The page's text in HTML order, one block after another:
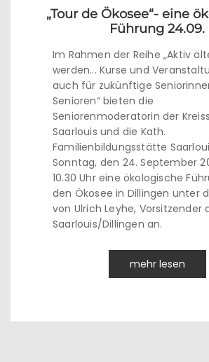
„Tour de Ökosee“- eine
Führung 24.09.
Im Rahmen der Reihe „Aktiv
werden... Kurse und
auch für zukünftige
Senioren“ bieten die
Seniorenmoderatorin der
Saarlouis und die Kath.
Familienbildungsstätte
Sonntag, den 24. September
10.30 Uhr eine ökologische
den Ökosee in Dillingen unter
von Ulrich Leyhe, Vorsitzender
Saarlouis/Dillingen an.
mehr lesen